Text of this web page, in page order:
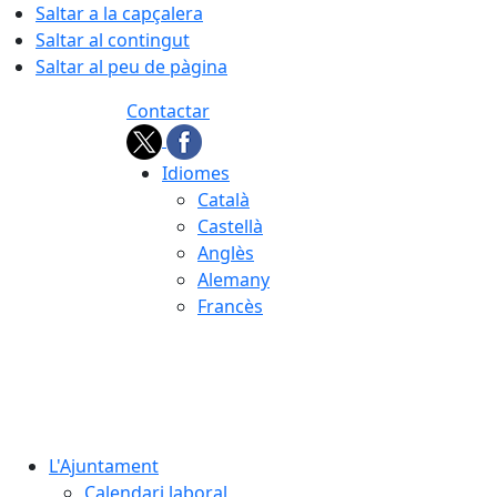
Saltar a la capçalera
Saltar al contingut
Saltar al peu de pàgina
Contactar
Idiomes
Català
Castellà
Anglès
Alemany
Francès
L'Ajuntament